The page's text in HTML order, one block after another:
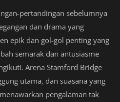
pertandingan sebelumnya
dan drama yang
epik dan gol-gol penting yang
semarak dan antusiasme
Arena Stamford Bridge
utama, dan suasana yang
pengalaman tak